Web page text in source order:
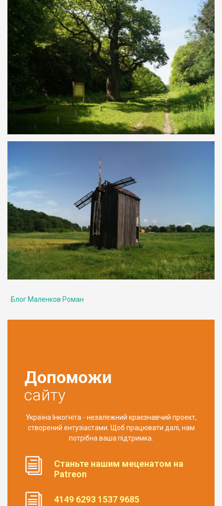
Блог Маленков Роман
Допоможи
сайту
Україна Інкогніта - незалежний краєзнавчий проект,
створений ентузіастами. Щоб працювати далі, нам
потрібна ваша підтримка.
Станьте нашим меценатом на
Patreon
4149 6293 1537 9685